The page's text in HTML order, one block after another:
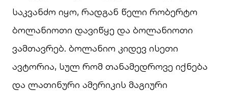
საკვანძო იყო, რადგან წელი რობერტო
ბოლანიოთი დავიწყე და ბოლანიოთი
ვამთავრებ. ბოლანიო კიდევ ისეთი
ავტორია, სულ რომ თანამედროვე იქნება
და ლათინური ამერიკის მაგიური